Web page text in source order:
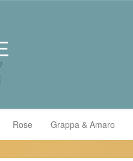
Rose Grappa & Amaro